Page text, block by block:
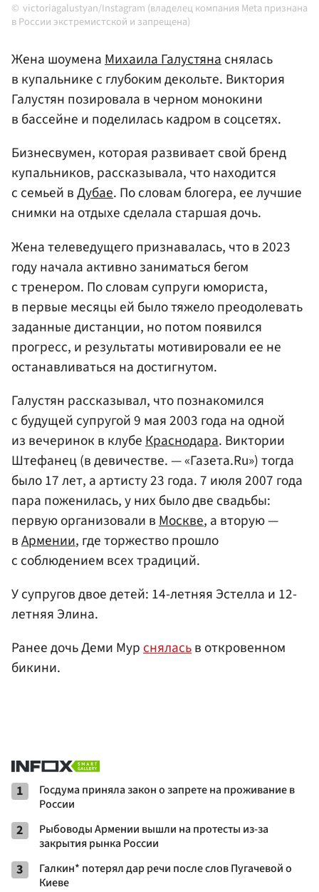
victoriagalustyan/Instagram (владелец компания Meta признана
в России экстремистской и запрещена)
Жена шоуменаМихаила Галустянаснялась
в купальнике с глубоким декольте. Виктория
Галустян позировала в черном монокини
в бассейне и поделилась кадром в соцсетях.
Бизнесвумен, которая развивает свой бренд
купальников, рассказывала, что находится
с семьей вДубае. По словам блогера, ее лучшие
снимки на отдыхе сделала старшая дочь.
Жена телеведущего признавалась, что в 2023
году начала активно заниматься бегом
с тренером. По словам супруги юмориста,
в первые месяцы ей было тяжело преодолевать
заданные дистанции, но потом появился
прогресс, и результаты мотивировали ее не
останавливаться на достигнутом.
Галустян рассказывал, что познакомился
с будущей супругой 9 мая 2003 года на одной
из вечеринок в клубеКраснодара. Виктории
Штефанец (в девичестве. — «Газета.Ru») тогда
было 17 лет, а артисту 23 года. 7 июля 2007 года
пара поженилась, у них было две свадьбы:
первую организовали вМоскве, а вторую —
вАрмении, где торжество прошло
с соблюдением всех традиций.
У супругов двое детей: 14-летняя Эстелла и 12-
летняя Элина.
Ранее дочь Деми Мурсняласьв откровенном
бикини.
1
Госдума приняла закон о запрете на проживание в
России
2
Рыбоводы Армении вышли на протесты из-за
закрытия рынка России
3
Галкин* потерял дар речи после слов Пугачевой о
Киеве